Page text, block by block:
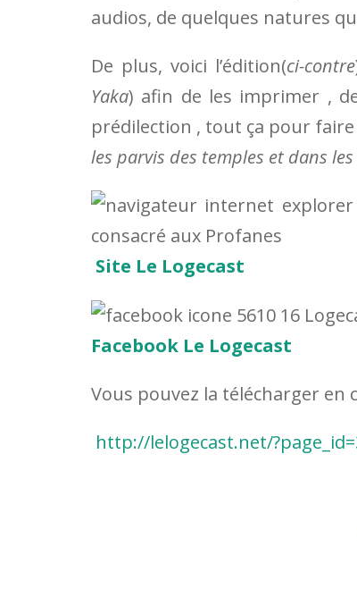
audios, de quelques natures
De plus, voici l’édition(ci-contre
Yaka) afin de les imprimer ,
prédilection , tout ça pour
les parvis des temples et dans
Site Le Logecast
Facebook Le Logecast
Vous pouvez la télécharger en
http://lelogecast.net/